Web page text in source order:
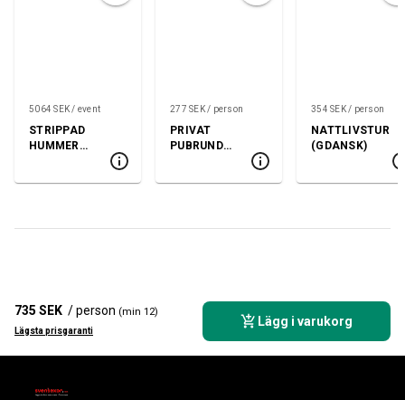
5064 SEK / event
STRIPPAD
HUMMER
FLYGPLATS/ST
277 SEK / person
PRIVAT
PUBRUND
354 SEK / person
NATTLIVSTUR
(GDANSK)
735 SEK / person (min 12)
Lägsta prisgaranti
Lägg i varukorg